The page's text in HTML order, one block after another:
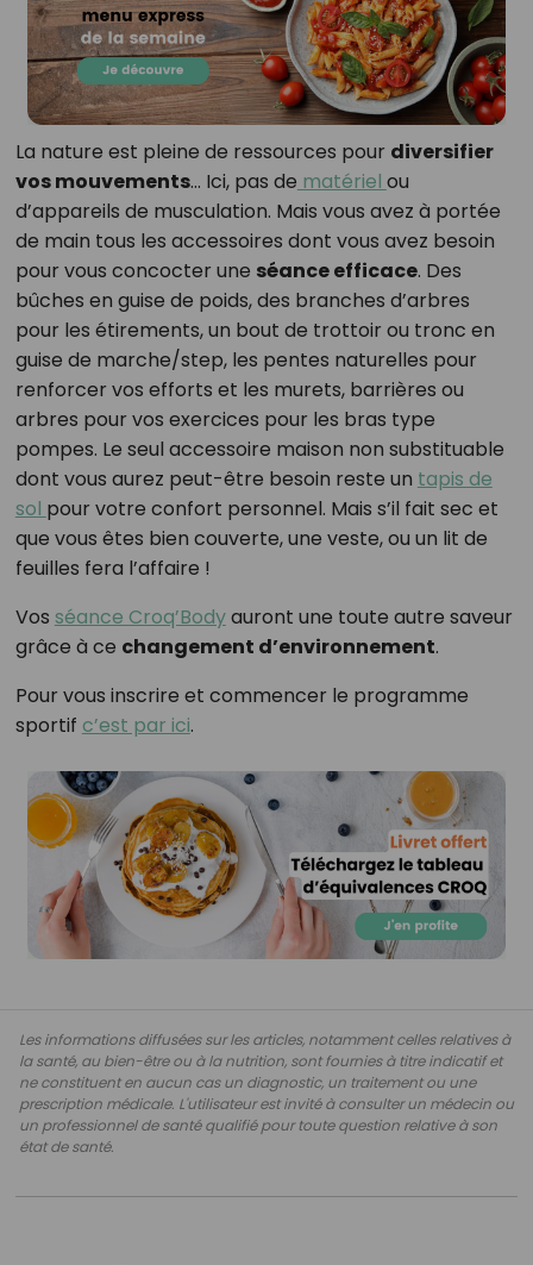
La nature est pleine de ressources pour diversifier
vos mouvements… Ici, pas de matériel ou
d’appareils de musculation. Mais vous avez à portée
de main tous les accessoires dont vous avez besoin
pour vous concocter une séance efficace. Des
bûches en guise de poids, des branches d’arbres
pour les étirements, un bout de trottoir ou tronc en
guise de marche/step, les pentes naturelles pour
renforcer vos efforts et les murets, barrières ou
arbres pour vos exercices pour les bras type
pompes. Le seul accessoire maison non substituable
dont vous aurez peut-être besoin reste un tapis de
sol pour votre confort personnel. Mais s’il fait sec et
que vous êtes bien couverte, une veste, ou un lit de
feuilles fera l’affaire !
Vos séance Croq’Bodyauront une toute autre saveur
grâce à ce changement d’environnement.
Pour vous inscrire et commencer le programme
sportif c’est par ici.
Les informations diffusées sur les articles, notamment celles relatives à
la santé, au bien-être ou à la nutrition, sont fournies à titre indicatif et
ne constituent en aucun cas un diagnostic, un traitement ou une
prescription médicale. L'utilisateur est invité à consulter un médecin ou
un professionnel de santé qualifié pour toute question relative à son
état de santé.